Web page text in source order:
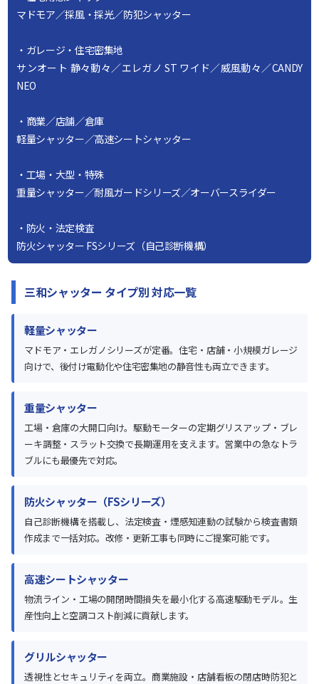
マドモア／採風・採光／防犯シャッター
・ガレージ・住宅密集地
サンオート 静々動々／エレガノ ST ワイド／威風動々／CANDY
NEO
・商業／店舗／倉庫
軽量シャッター／高速シートシャッター
・工場・大型・特殊
重量シャッター／耐風ガードシリーズ／オーバースライダー
・防火・法定検査
防火シャッター FSシリーズ（自己診断機構）
三和シャッター タイプ別 対応一覧
軽量シャッター
マドモア・エレガノシリーズが定番。住宅・店舗・小規模ガレージ
向けで、後付け電動化や住宅密集地の静音性も両立できます。
重量シャッター
工場・倉庫の大開口向け。駆動モーターの定期グリスアップ・ブレ
ーキ調整・スラット交換で長期運用を支えます。営業中の急なトラ
ブルにも最優先で対応。
防火シャッター（FSシリーズ）
自己診断機構を搭載し、法定検査・煙感知連動の試験から検査書類
作成まで一括対応。改修・更新工事も同時にご提案可能です。
高速シートシャッター
物流ライン・工場の開閉時間損失を最小化する高速駆動モデル。生
産性向上と空調コスト削減に貢献します。
グリルシャッター
透視性とセキュリティを両立。商業施設・店舗看板の閉店時防犯と